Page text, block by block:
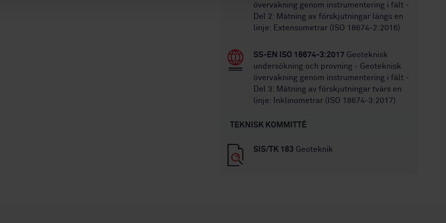
övervakning genom instrumentering i fält -
Del 2: Mätning av förskjutningar längs en
linje: Extensometrar (ISO 18674-2:2016)
SS-EN ISO 18674-3:2017 Geoteknisk
undersökning och provning - Geoteknisk
övervakning genom instrumentering i fält -
Del 3: Mätning av förskjutningar tvärs en
linje: Inklinometrar (ISO 18674-3:2017)
TEKNISK KOMMITTÉ
SIS/TK 183 Geoteknik